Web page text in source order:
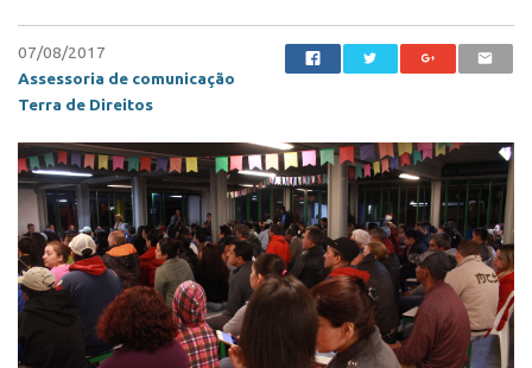
07/08/2017
Assessoria de comunicação
Terra de Direitos